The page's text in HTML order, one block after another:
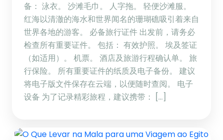
备： 泳衣。 沙滩毛巾。 人字拖。 轻便沙滩服。
红海以清澈的海水和世界闻名的珊瑚礁吸引着来自
世界各地的游客。 必备旅行证件 出发前，请务必
检查所有重要证件。 包括： 有效护照。 埃及签证
（如适用）。 机票。 酒店及旅游行程确认单。 旅
行保险。 所有重要证件的纸质及电子备份。 建议
将电子版文件保存在云端，以便随时查阅。 电子
设备 为了记录精彩旅程，建议携带： […]